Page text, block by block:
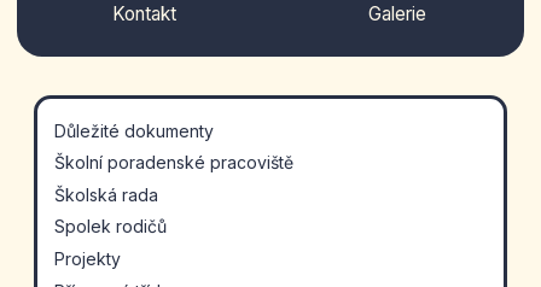
Kontakt
Galerie
Důležité dokumenty
Školní poradenské pracoviště
Školská rada
Spolek rodičů
Projekty